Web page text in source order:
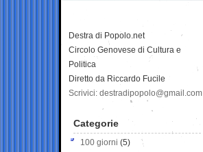
Destra di Popolo.net
Circolo Genovese di Cultura e
Politica
Diretto da Riccardo Fucile
Scrivici: destradipopolo@gmail.com
Categorie
100 giorni (5)